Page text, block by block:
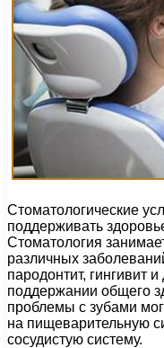
Стоматологические
поддерживать
Стоматология
различных
пародонтит, гингивит
поддержании общего
проблемы с зубами
на пищеварительную
сосудистую систему.